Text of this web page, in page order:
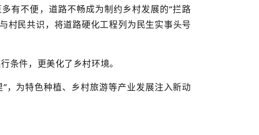
有不便，道路不畅成为制约乡村发展的“拦路
村民共识，将道路硬化工程列为民生实事头号
条件，更美化了乡村环境。
”，为特色种植、乡村旅游等产业发展注入新动